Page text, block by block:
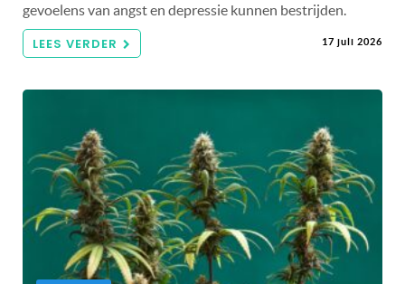
gevoelens van angst en depressie kunnen bestrijden.
LEES VERDER 17 juli 2026